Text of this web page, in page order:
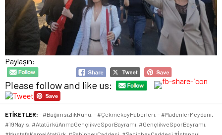
Paylaşın:
Please follow and like us:
ETİKETLER: - #BağımsızlıkRuhu, - #ÇekmeköyHaberleri, - #MadenlerMeydanı,
#19Mayıs, #AtatürküAnmaGençlikveSporBayramı, #GençlikveSporBayramı,